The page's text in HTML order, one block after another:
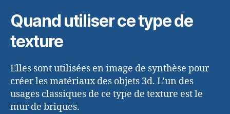
Quand utiliser ce type de
texture
Elles sont utilisées en image de synthèse pour
créer les matériaux des objets 3d. L’un des
usages classiques de ce type de texture est le
mur de briques.